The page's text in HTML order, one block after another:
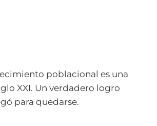
poblacional es una
XXI. Un verdadero logro
para quedarse.